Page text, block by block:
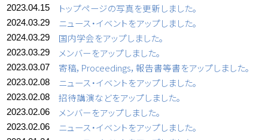
2023.04.15 トップページの写真を更新しました。
2024.03.29 ニュース・イベントをアップしました。
2024.03.29 国内学会をアップしました。
2023.03.29 メンバーをアップしました。
2023.03.07 寄稿，Proceedings，報告書等書をアップしました。
2023.02.08 ニュース・イベントをアップしました。
2023.02.08 招待講演などをアップしました。
2023.02.06 メンバーをアップしました。
2023.02.06 ニュース・イベントをアップしました。